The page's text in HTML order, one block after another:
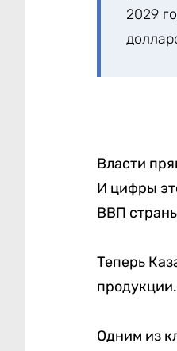
2029
Власти
И цифры
ВВП
Теперь
продукции.
Одним из